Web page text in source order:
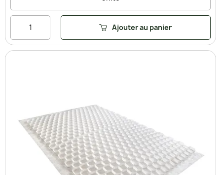
Ajouter au panier